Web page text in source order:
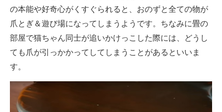
の本能や好奇心がくすぐられると、おのずと全ての物が
爪とぎ＆遊び場になってしまうようです。ちなみに畳の
部屋で猫ちゃん同士が追いかけっこした際には、どうし
ても爪が引っかかってしてしまうことがあるといいま
す。